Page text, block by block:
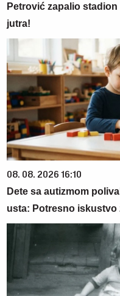
Petrović zapalio
jutra!
08. 08. 2026 16:10
Dete sa autizmom
usta: Potresno iskustvo